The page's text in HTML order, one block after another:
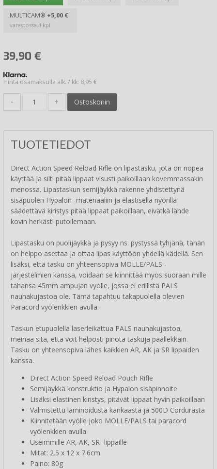
MULTICAM® +5,00 €
varastossa 4 kpl
39,90 €
Hinta osamaksulla alk. / kk: 8,95 €
- + Ostoskoriin
TUOTETIEDOT
Direct Action Speed Reload Rifle on lipastasku, jota on nopea
käyttää ja silti pitää lippaat visusti paikoillaan kovemmassakin
menossa. Lipastaskun semijäykkä rakenne yhdistettynä
sisäpuolen Hypalon -materiaaliin ja elastisella nyörillä
säädettävä kiristys pitää lippaat paikoillaan, eivätkä lähde
kovin herkästi putoilemaan.
Lipastasku on puolijäykkä ja pysyy ns. pystyssä tyhjänä, tähän
on helppo asettaa ja ottaa lipas käyttöön yhdellä kädellä. Sen
lisäksi, että tasku on yhteensopiva MOLLE/PALS -
järjestelmien kanssa, voidaan se kiinnittää myös suoraan mille
tahansa 45mm ampujan vyölle, jossa ei erillistä PALS
nauhakujastoa ole. Tämä tapahtuu takapuolella olevien
Paracord vyölenkkien avulla.
Taskun etupuolella laserleikattua PALS nauhakujastoa,
meinaa sitä, että voit helposti pinota taskuja päällekkäin.
Tasku on yhteensopiva lähes kaikkien AR, AK ja SR lippaiden
kanssa.
Direct Action Speed Reload Pouch Rifle
Semijäykkä konstruktio ja Hypalon sisäpinnoite
Lisäksi elastinen kiristys, pitävät lippaat hyvin paikoillaan
Valmistettu laminoidusta kankaasta ja 500D Cordurasta
Kiinnitetään vyölle joko MOLLE/PALS tai paracord
vyölenkkien avulla
Useimmille AR, AK, SR -lippaille
Mitat: 2.5 x 12 x 7.6cm
Paino: 80g